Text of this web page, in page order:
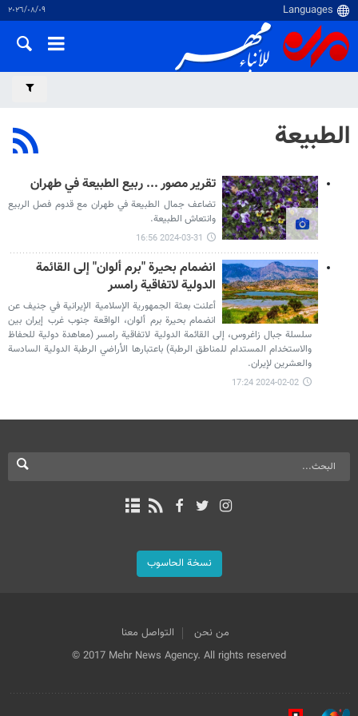
٠٩‏/٠٨‏/٢٠٢٦
الطبيعة
تقرير مصور ... ربیع الطبيعة في طهران
تضاعف جمال الطبيعة في طهران مع قدوم فصل الربيع
وانتعاش الطبيعة.
2024-03-31 16:56
انضمام بحيرة "برم ألوان" إلى القائمة
الدولية لاتفاقية رامسر
أعلنت بعثة الجمهورية الإسلامية الإيرانية في جنيف عن
انضمام بحيرة برم ألوان، الواقعة جنوب غرب إيران بين
سلسلة جبال زاغروس، إلى القائمة الدولية لاتفاقية رامسر (معاهدة دولية للحفاظ
والاستخدام المستدام للمناطق الرطبة) باعتبارها الأراضي الرطبة الدولية السادسة
والعشرين لإيران.
2024-02-02 17:24
نسخة الحاسوب
من نحن
التواصل معنا
© 2017 Mehr News Agency. All rights reserved